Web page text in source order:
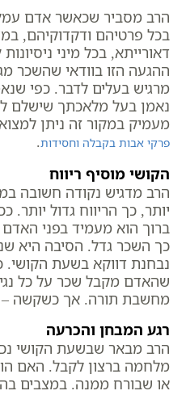
הרב מסביר שכאשר אדם
בכל פרטיהם ודקדוקיהם,
דאורייתא, בכל מיני
ההגעה הזו בוודאי שהשכר
מרגיש בעלים לדבר. כפי
נאמן בעל מלאכתך שישלם
מעמיק במקור זה ניתן
פרקי אבות בקבלה וחסידות.
הקושי מוסיף ריווח
הרב מדגיש נקודה חשובה
יותר, כך הריווח גדול יותר.
ברוך הוא מעמיד בפני האדם
כך השכר גדל. הסיבה היא
נבחנת דווקא בשעת הקושי.
שהאדם מקבל שכר על כל
מחשבת תורה. אך כשקשה –
רגע המבחן והכרעה
הרב מבאר שבשעת הקושי
מלחמה ברצון לקבל. האם
או שבורח ממנה. במצבים